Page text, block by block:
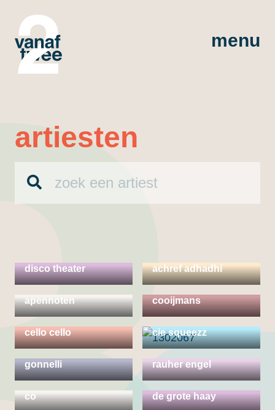
menu
artiesten
disco theater
achref adhadhi
apennoten
berl both & huub
cooijmans
cello cello
cie squeezz
dadodans | gaia
gonnelli
dagmar chittka /
rauher engel
danscollectief man ||
co
de grote haay